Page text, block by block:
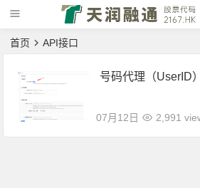
首页 API接口
号码代理（UserID）
07月12日 2,991